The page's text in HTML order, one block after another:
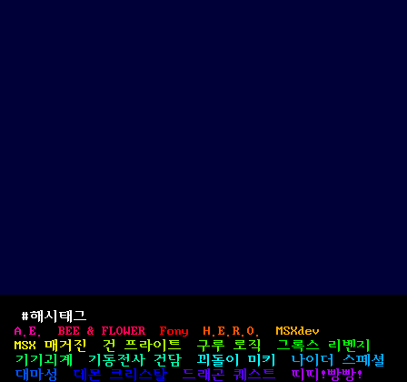
#해시태그
A.E.
BEE & FLOWER Fony H.E.R.O.
MSXdev
MSX 매거진
건 프라이트 구루 로직
그록스 리벤지
기기괴계
기동전사 건담 꾀돌이 미키
나이더 스페셜
대마성
데몬 크리스탈 드래곤 퀘스트 띠띠!빵빵!